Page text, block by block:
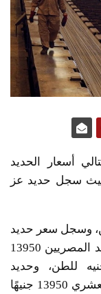
أسعار الحديد
حيث سجل حديد عز
جنيهًا للطن، وسجل سعر حديد
العتال 13950 جنيها للطن، بينما سجل حديد المصريين 13950
وحديد الكومي 13900 جنيه للطن، وحديد
الجيوشي 13900 جنيهًا للطن، كما سجل العشري 13950 جنيهًا